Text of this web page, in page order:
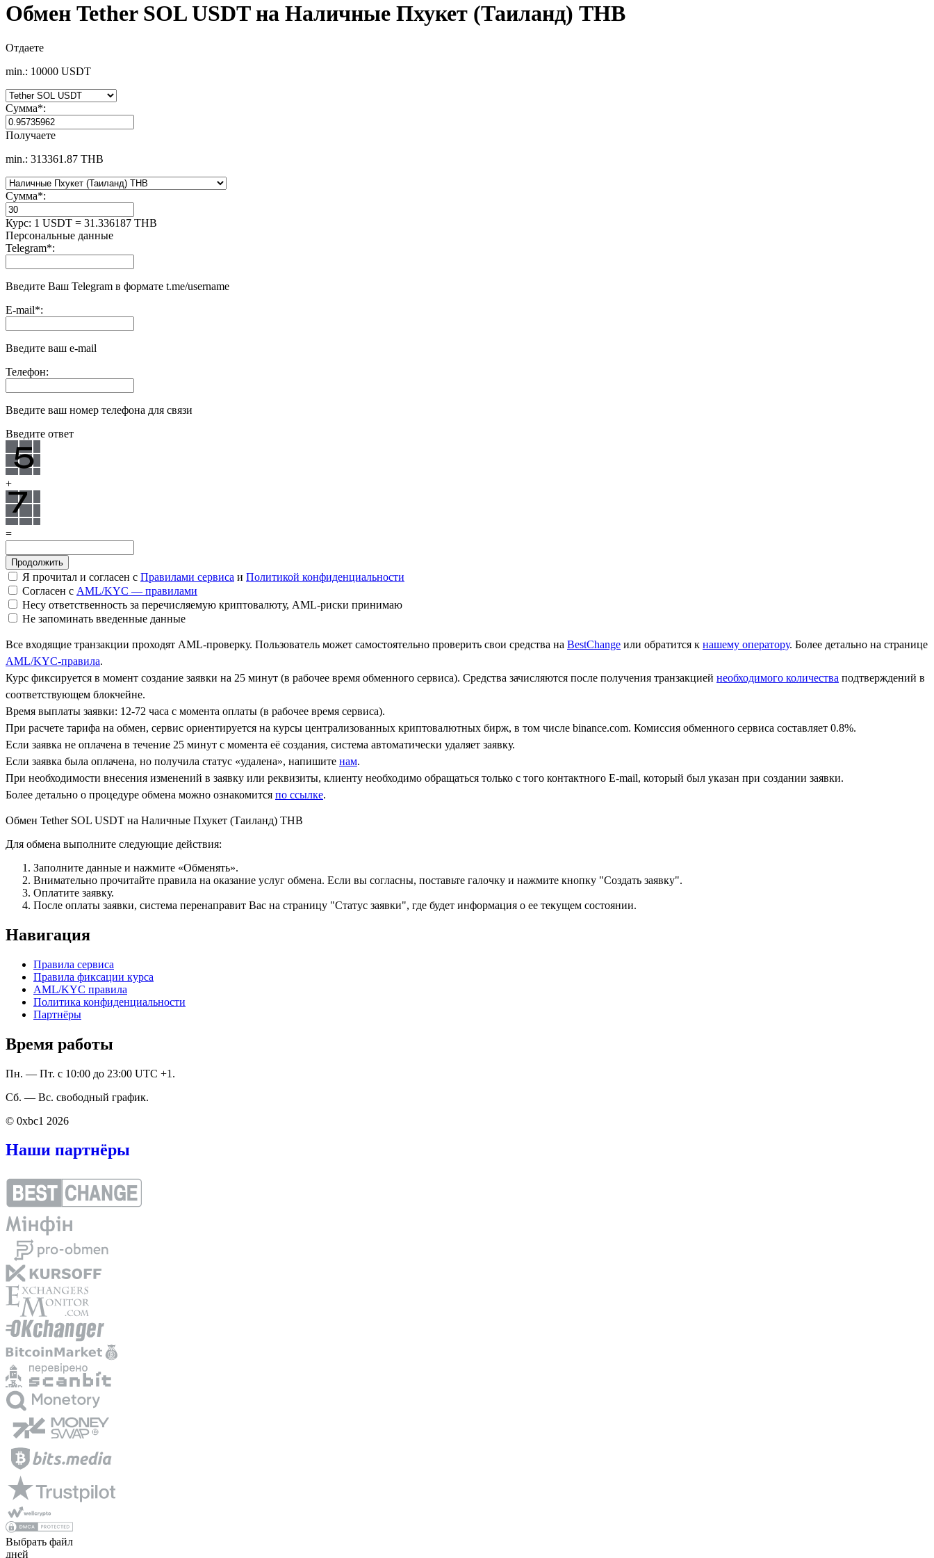
Обмен Tether SOL USDT на Наличные Пхукет (Таиланд) THB
Отдаете
min.: 10000 USDT
Сумма*:
Получаете
min.: 313361.87 THB
Сумма*:
Курс: 1 USDT = 31.336187 THB
Персональные данные
Telegram*:
Введите Ваш Telegram в формате t.me/username
E-mail*:
Введите ваш e-mail
Телефон:
Введите ваш номер телефона для связи
Введите ответ
+
=
Я прочитал и согласен с Правилами сервиса и Политикой конфиденциальности
Согласен с AML/KYC — правилами
Несу ответственность за перечисляемую криптовалюту, AML-риски принимаю
Не запоминать введенные данные
Все входящие транзакции проходят AML-проверку. Пользователь может самостоятельно проверить свои средства на BestChange или обратится к нашему оператору. Более детально на странице
AML/KYC-правила.
Курс фиксируется в момент создание заявки на 25 минут (в рабочее время обменного сервиса). Средства зачисляются после получения транзакцией необходимого количества подтверждений в
соответствующем блокчейне.
Время выплаты заявки: 12-72 часа с момента оплаты (в рабочее время сервиса).
При расчете тарифа на обмен, сервис ориентируется на курсы централизованных криптовалютных бирж, в том числе binance.com. Комиссия обменного сервиса составляет 0.8%.
Если заявка не оплачена в течение 25 минут с момента её создания, система автоматически удаляет заявку.
Если заявка была оплачена, но получила статус «удалена», напишите нам.
При необходимости внесения изменений в заявку или реквизиты, клиенту необходимо обращаться только с того контактного Е-mail, который был указан при создании заявки.
Более детально о процедуре обмена можно ознакомится по ссылке.
Обмен Tether SOL USDT на Наличные Пхукет (Таиланд) THB
Для обмена выполните следующие действия:
Заполните данные и нажмите «Обменять».
Внимательно прочитайте правила на оказание услуг обмена. Если вы согласны, поставьте галочку и нажмите кнопку "Создать заявку".
Оплатите заявку.
После оплаты заявки, система перенаправит Вас на страницу "Статус заявки", где будет информация о ее текущем состоянии.
Навигация
Правила сервиса
Правила фиксации курса
AML/KYC правила
Политика конфиденциальности
Партнёры
Время работы
Пн. — Пт. с 10:00 до 23:00 UTC +1.
Сб. — Вс. свободный график.
© 0xbc1 2026
Наши партнёры
Выбрать файл
дней